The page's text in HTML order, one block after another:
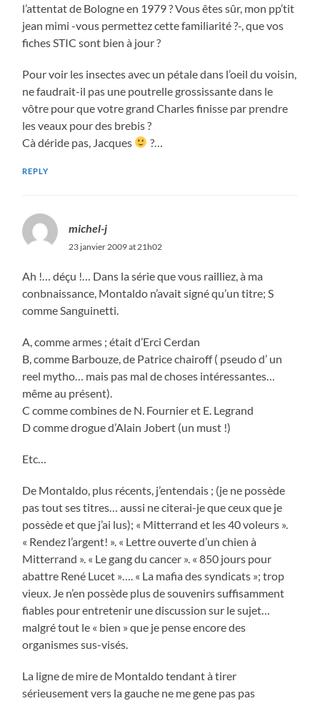
l’attentat de Bologne en 1979 ? Vous êtes sûr, mon pp’tit
jean mimi -vous permettez cette familiarité ?-, que vos
fiches STIC sont bien à jour ?
Pour voir les insectes avec un pétale dans l’oeil du voisin,
ne faudrait-il pas une poutrelle grossissante dans le
vôtre pour que votre grand Charles finisse par prendre
les veaux pour des brebis ?
Cà déride pas, Jacques
?…
REPLY
michel-j
23 janvier 2009 at 21h02
Ah !… déçu !… Dans la série que vous railliez, à ma
conbnaissance, Montaldo n’avait signé qu’un titre; S
comme Sanguinetti.
A, comme armes ; était d’Erci Cerdan
B, comme Barbouze, de Patrice chairoff ( pseudo d’ un
reel mytho… mais pas mal de choses intéressantes…
même au présent).
C comme combines de N. Fournier et E. Legrand
D comme drogue d’Alain Jobert (un must !)
Etc…
De Montaldo, plus récents, j’entendais ; (je ne possède
pas tout ses titres… aussi ne citerai-je que ceux que je
possède et que j’ai lus); « Mitterrand et les 40 voleurs ».
« Rendez l’argent! ». « Lettre ouverte d’un chien à
Mitterrand ». « Le gang du cancer ». « 850 jours pour
abattre René Lucet »…. « La mafia des syndicats »; trop
vieux. Je n’en possède plus de souvenirs suffisamment
fiables pour entretenir une discussion sur le sujet…
malgré tout le « bien » que je pense encore des
organismes sus-visés.
La ligne de mire de Montaldo tendant à tirer
sérieusement vers la gauche ne me gene pas pas